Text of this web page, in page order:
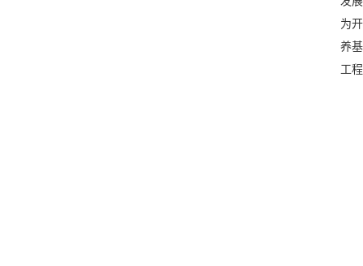
为
养
工